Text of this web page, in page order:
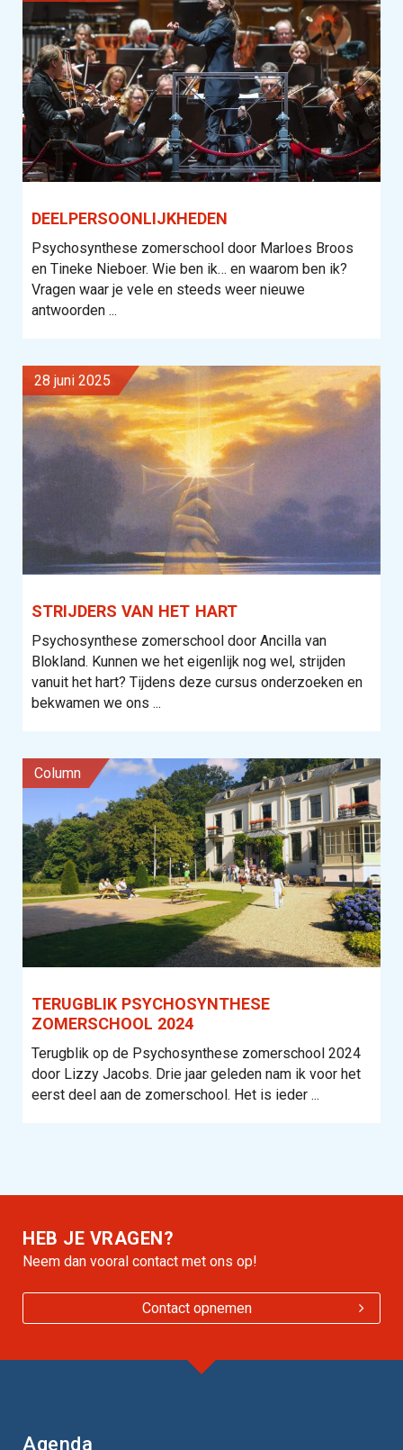
DEELPERSOONLIJKHEDEN
Psychosynthese zomerschool door Marloes Broos
en Tineke Nieboer. Wie ben ik… en waarom ben ik?
Vragen waar je vele en steeds weer nieuwe
antwoorden ...
28 juni 2025
STRIJDERS VAN HET HART
Psychosynthese zomerschool door Ancilla van
Blokland. Kunnen we het eigenlijk nog wel, strijden
vanuit het hart? Tijdens deze cursus onderzoeken en
bekwamen we ons ...
column
TERUGBLIK PSYCHOSYNTHESE
ZOMERSCHOOL 2024
Terugblik op de Psychosynthese zomerschool 2024
door Lizzy Jacobs. Drie jaar geleden nam ik voor het
eerst deel aan de zomerschool. Het is ieder ...
HEB JE VRAGEN?
Neem dan vooral contact met ons op!
Contact opnemen
Agenda